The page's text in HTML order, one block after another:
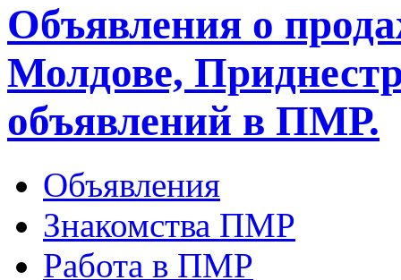
Объявления о
Молдове,
объявлений в ПМР.
Объявления
Знакомства ПМР
Работа в ПМР